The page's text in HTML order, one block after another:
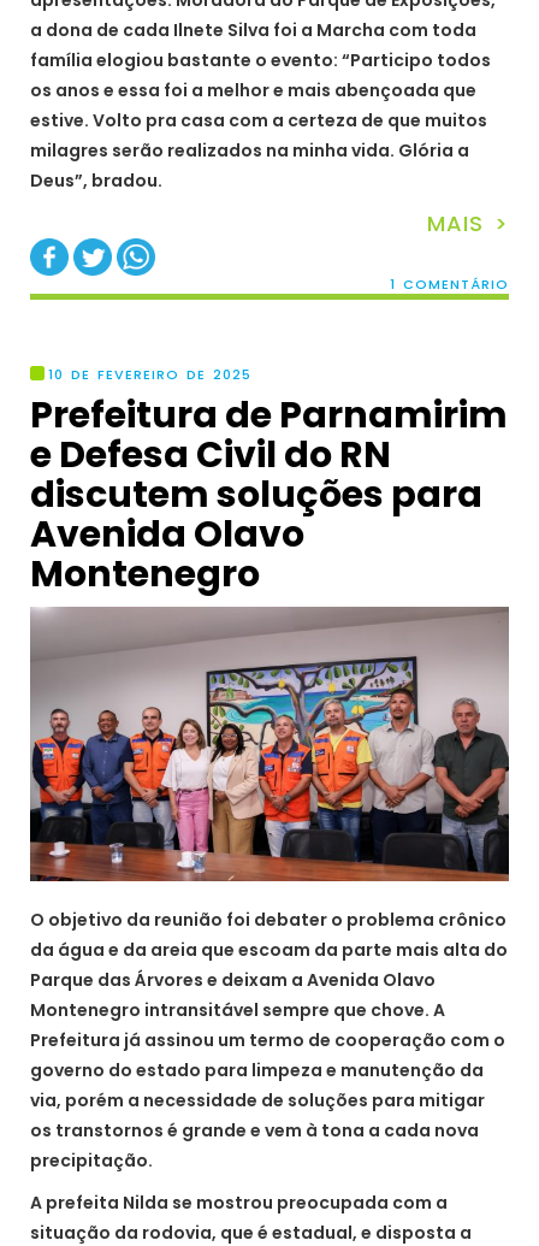
a dona de cada Ilnete Silva foi a Marcha com toda
família elogiou bastante o evento: “Participo todos
os anos e essa foi a melhor e mais abençoada que
estive. Volto pra casa com a certeza de que muitos
milagres serão realizados na minha vida. Glória a
Deus”, bradou.
MAIS >
1 COMENTÁRIO
10 DE FEVEREIRO DE 2025
Prefeitura de Parnamirim
e Defesa Civil do RN
discutem soluções para
Avenida Olavo
Montenegro
O objetivo da reunião foi debater o problema crônico
da água e da areia que escoam da parte mais alta do
Parque das Árvores e deixam a Avenida Olavo
Montenegro intransitável sempre que chove. A
Prefeitura já assinou um termo de cooperação com o
governo do estado para limpeza e manutenção da
via, porém a necessidade de soluções para mitigar
os transtornos é grande e vem à tona a cada nova
precipitação.
A prefeita Nilda se mostrou preocupada com a
situação da rodovia, que é estadual, e disposta a